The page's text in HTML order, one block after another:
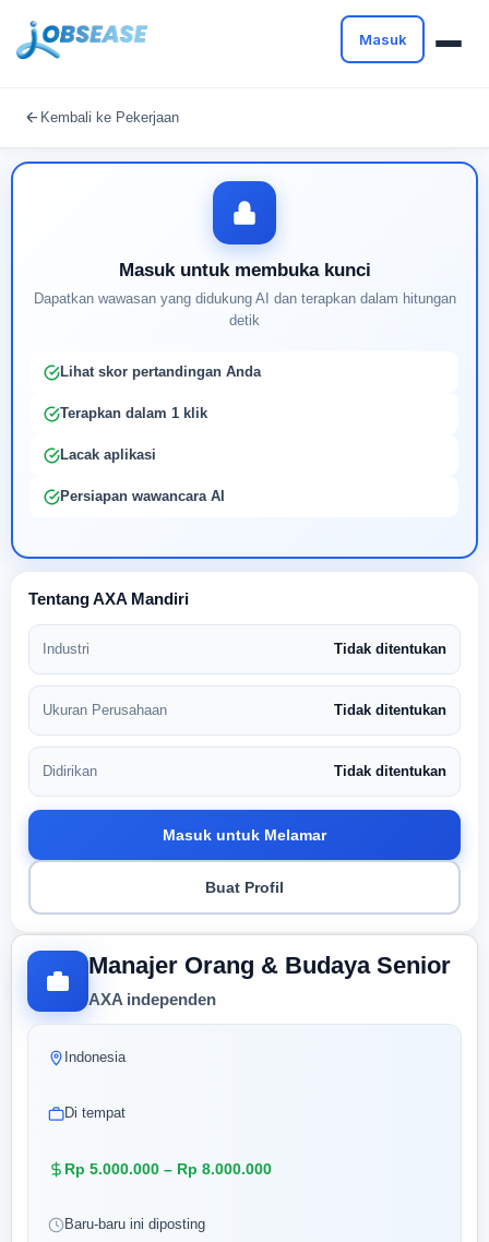
Masuk
Kembali ke Pekerjaan
Manajer Orang & Budaya Senior
AXA independen
Indonesia
Di tempat
Rp 5.000.000 – Rp 8.000.000
Baru-baru ini diposting
Masuk untuk membuka kunci
Dapatkan wawasan yang didukung AI dan terapkan dalam hitungan
detik
Lihat skor pertandingan Anda
Terapkan dalam 1 klik
Lacak aplikasi
Persiapan wawancara AI
Tentang AXA Mandiri
Industri Tidak ditentukan
Ukuran Perusahaan Tidak ditentukan
Didirikan Tidak ditentukan
Masuk untuk Melamar
Buat Profil
Buat profil Anda untuk membuka kunci pencocokan